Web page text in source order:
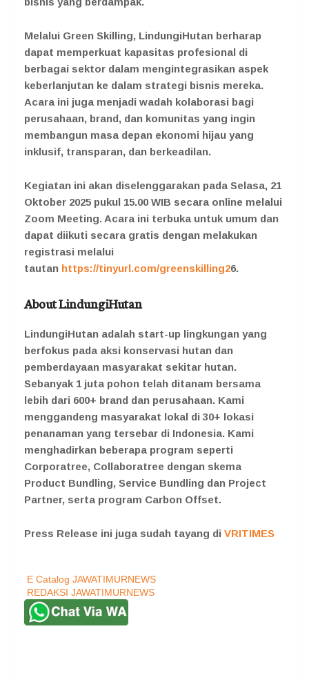
Melalui Green Skilling, LindungiHutan berharap
dapat memperkuat kapasitas profesional di
berbagai sektor dalam mengintegrasikan aspek
keberlanjutan ke dalam strategi bisnis mereka.
Acara ini juga menjadi wadah kolaborasi bagi
perusahaan, brand, dan komunitas yang ingin
membangun masa depan ekonomi hijau yang
inklusif, transparan, dan berkeadilan.
Kegiatan ini akan diselenggarakan pada Selasa, 21
Oktober 2025 pukul 15.00 WIB secara online melalui
Zoom Meeting. Acara ini terbuka untuk umum dan
dapat diikuti secara gratis dengan melakukan
registrasi melalui
tautan https://tinyurl.com/greenskilling26.
About LindungiHutan
LindungiHutan adalah start-up lingkungan yang
berfokus pada aksi konservasi hutan dan
pemberdayaan masyarakat sekitar hutan.
Sebanyak 1 juta pohon telah ditanam bersama
lebih dari 600+ brand dan perusahaan. Kami
menggandeng masyarakat lokal di 30+ lokasi
penanaman yang tersebar di Indonesia. Kami
menghadirkan beberapa program seperti
Corporatree, Collaboratree dengan skema
Product Bundling, Service Bundling dan Project
Partner, serta program Carbon Offset.
Press Release ini juga sudah tayang di VRITIMES
E Catalog JAWATIMURNEWS
REDAKSI JAWATIMURNEWS